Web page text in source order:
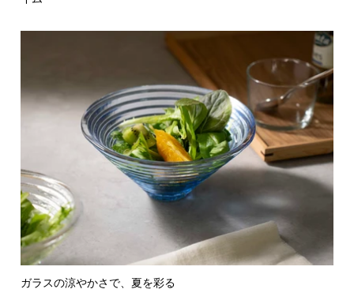
ガラスの涼やかさで、夏を彩る